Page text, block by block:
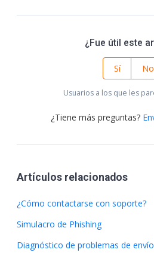
¿Fue útil este
Sí No
Usuarios a los que les
¿Tiene más preguntas?
Artículos relacionados
¿Cómo contactarse con soporte?
Simulacro de Phishing
Diagnóstico de problemas de